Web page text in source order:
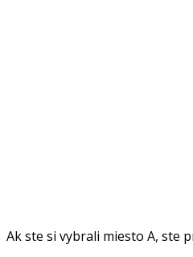
Ak ste si vybrali miesto A, ste